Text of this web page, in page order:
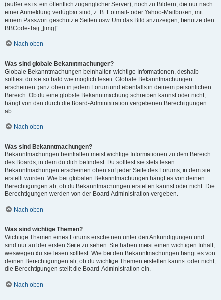
(außer es ist ein öffentlich zugänglicher Server), noch zu Bildern, die nur nach
einer Anmeldung verfügbar sind, z. B. Hotmail- oder Yahoo-Mailboxen, mit
einem Passwort geschützte Seiten usw. Um das Bild anzuzeigen, benutze den
BBCode-Tag „[img]“.
Nach oben
Was sind globale Bekanntmachungen?
Globale Bekanntmachungen beinhalten wichtige Informationen, deshalb
solltest du sie so bald wie möglich lesen. Globale Bekanntmachungen
erscheinen ganz oben in jedem Forum und ebenfalls in deinem persönlichen
Bereich. Ob du eine globale Bekanntmachung schreiben kannst oder nicht,
hängt von den durch die Board-Administration vergebenen Berechtigungen
ab.
Nach oben
Was sind Bekanntmachungen?
Bekanntmachungen beinhalten meist wichtige Informationen zu dem Bereich
des Boards, in dem du dich befindest. Du solltest sie stets lesen.
Bekanntmachungen erscheinen oben auf jeder Seite des Forums, in dem sie
erstellt wurden. Wie bei globalen Bekanntmachungen hängt es von deinen
Berechtigungen ab, ob du Bekanntmachungen erstellen kannst oder nicht. Die
Berechtigungen werden von der Board-Administration vergeben.
Nach oben
Was sind wichtige Themen?
Wichtige Themen eines Forums erscheinen unter den Ankündigungen und
sind nur auf der ersten Seite zu sehen. Sie haben meist einen wichtigen Inhalt,
weswegen du sie lesen solltest. Wie bei den Bekanntmachungen hängt es von
deinen Berechtigungen ab, ob du wichtige Themen erstellen kannst oder nicht;
die Berechtigungen stellt die Board-Administration ein.
Nach oben